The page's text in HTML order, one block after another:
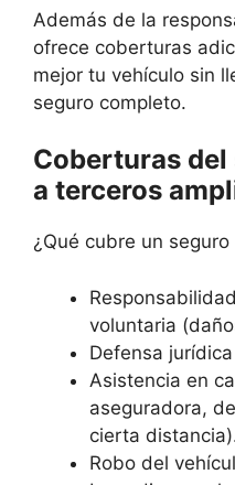
Además de la
ofrece coberturas
mejor tu vehículo sin
seguro completo.
Coberturas del
a terceros
¿Qué cubre un
voluntaria
Defensa
Asistencia en
aseguradora,
cierta
Robo del